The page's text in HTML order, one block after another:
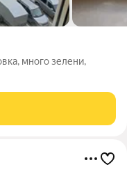
много зелени,